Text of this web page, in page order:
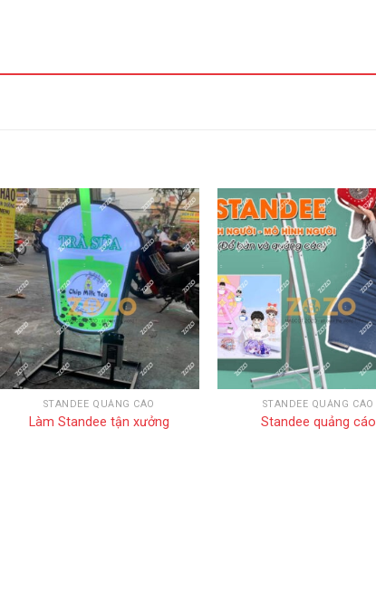
STANDEE QUẢNG CÁO
Làm Standee tận xưởng
STANDEE QUẢNG CÁO
Standee quảng cáo